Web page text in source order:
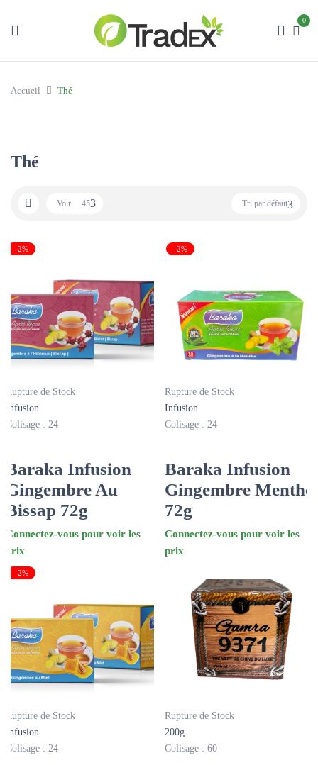
0
Accueil Thé
Thé
Tri par défaut
Voir 45
-2%
Rupture de Stock
Infusion
Colisage : 24
Baraka Infusion
Gingembre Au
Bissap 72g
Connectez-vous pour voir les
prix
-2%
Rupture de Stock
Infusion
Colisage : 24
Baraka Infusion
Gingembre Menthe
72g
Connectez-vous pour voir les
prix
-2%
Rupture de Stock
Infusion
Colisage : 24
Rupture de Stock
200g
Colisage : 60